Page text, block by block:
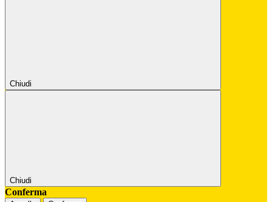
Chiudi
Chiudi
Conferma